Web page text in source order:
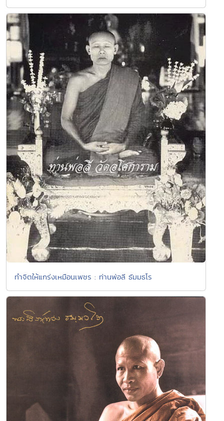
ทำจิตให้แกร่งเหมือนเพชร : ท่านพ่อลี ธัมมธโร